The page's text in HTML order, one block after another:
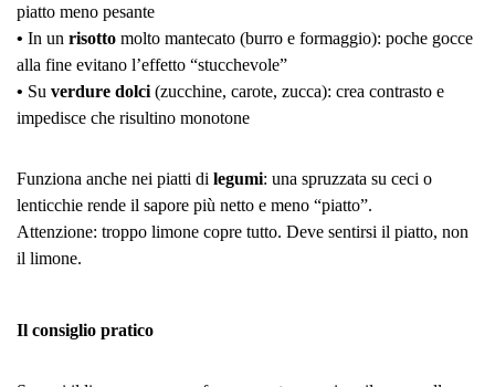
piatto meno pesante
• In un risotto molto mantecato (burro e formaggio): poche gocce
alla fine evitano l’effetto “stucchevole”
• Su verdure dolci (zucchine, carote, zucca): crea contrasto e
impedisce che risultino monotone
Funziona anche nei piatti di legumi: una spruzzata su ceci o
lenticchie rende il sapore più netto e meno “piatto”.
Attenzione: troppo limone copre tutto. Deve sentirsi il piatto, non
il limone.
Il consiglio pratico